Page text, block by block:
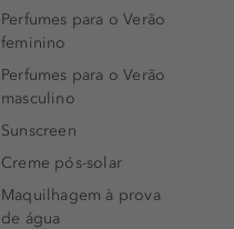
Perfumes para o Verão
feminino
Perfumes para o Verão
masculino
Sunscreen
Creme pós-solar
Maquilhagem à prova
de água